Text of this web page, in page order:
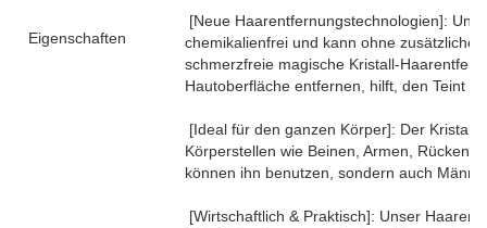
Eigenschaften
[Neue Haarentfernungstechnologien]:
chemikalienfrei und kann ohne zusätzliche
schmerzfreie magische Kristall-
Hautoberfläche entfernen, hilft, den Teint
[Ideal für den ganzen Körper]: Der
Körperstellen wie Beinen, Armen, Rücken
können ihn benutzen, sondern auch
[Wirtschaftlich & Praktisch]: Unser